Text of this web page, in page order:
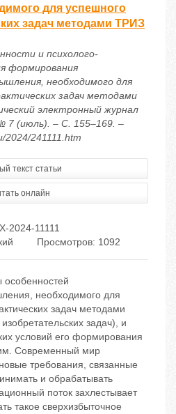
для успешного
задач методами ТРИЗ
и психолого-
формирования
необходимого для
задач методами
электронный журнал
7 (июль). – С. 155–169. –
2024/241111.htm
текст статьи
онлайн
2024-11111
Просмотров: 1092
особенностей
необходимого для
задач методами
задач), и
условий его формирования
Современный мир
требования, связанные
и обрабатывать
поток захлестывает
такое сверхизбыточное